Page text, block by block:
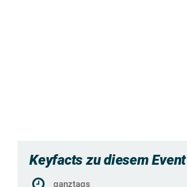
Keyfacts zu diesem Event
ganztags